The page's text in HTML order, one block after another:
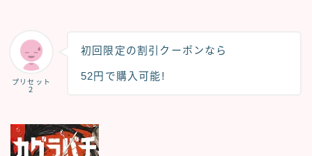
プリセット
２
初回限定の割引クーポンなら
52円で購入可能!